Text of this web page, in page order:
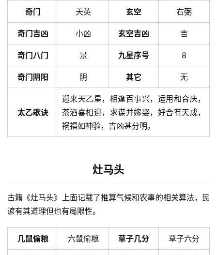
奇门 天英 玄空 右弼
奇门吉凶 小凶 玄空吉凶 吉
奇门八门 景 九星序号 8
奇门阴阳 阴 其它 无
太乙歌诀
迎来天乙星，相逢百事兴，运用和合庆，
茶酒喜相迎，求谋并嫁娶，好合有天成，
祸福如神验，吉凶甚分明。
灶马头
古籍《灶马头》上面记载了推算气候和农事的相关算法，民
谚有其道理但也有局限性。
几鼠偷粮 六鼠偷粮 草子几分 草子六分